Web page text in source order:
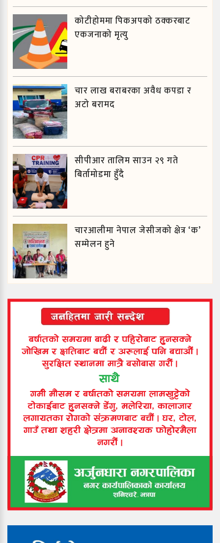
कोटीहोममा पिकअपको ठक्करबाट
एकजनाको मृत्यु
चार लाख बराबरका अवैध कपडा र
अटो बरामद
सीपीआर तालिम साउन २९ गते
बिर्तामोडमा हुँदै
चारआलीमा नेपाल जेसीजको क्षेत्र ‘क’
सम्मेलन हुने